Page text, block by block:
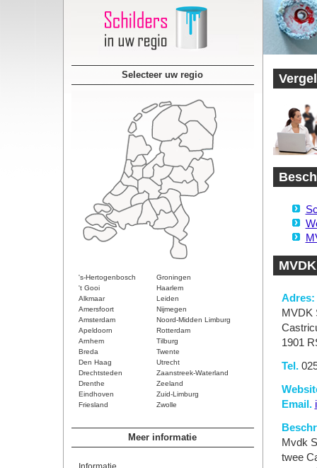
Selecteer uw regio
's-Hertogenbosch
Groningen
't Gooi
Haarlem
Alkmaar
Leiden
Amersfoort
Nijmegen
Amsterdam
Noord-Midden Limburg
Apeldoorn
Rotterdam
Arnhem
Tilburg
Breda
Twente
Den Haag
Utrecht
Drechtsteden
Zaanstreek-Waterland
Drenthe
Zeeland
Eindhoven
Zuid-Limburg
Friesland
Zwolle
Meer informatie
Adres:
MVDK
1901
Tel.
Email.
Mvdk
twee